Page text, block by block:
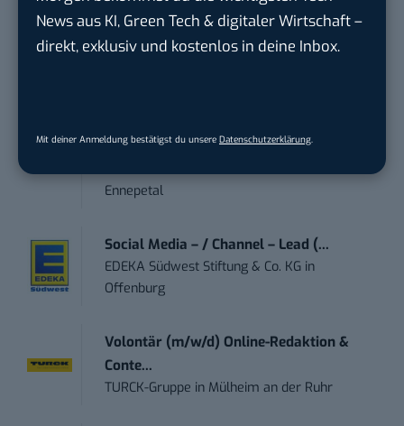
News aus KI, Green Tech & digitaler Wirtschaft –
direkt, exklusiv und kostenlos in deine Inbox.
Mit deiner Anmeldung bestätigst du unsere Datenschutzerklärung
Marketing Manager – Content
Marketing /...
Te...
Ennepetal
Social Media – / Channel – Lead (...
EDEKA Südwest Stiftung & Co. KG in
Offenburg
Volontär (m/w/d) Online-Redaktion &
Conte...
TURCK-Gruppe in Mülheim an der Ruhr